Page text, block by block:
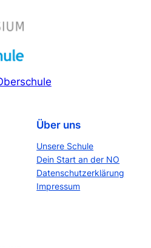
Über uns
Unsere Schule
Dein Start an der NO
Datenschutzerklärung
Impressum